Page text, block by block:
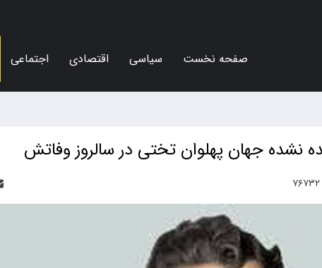
صفحه نخست سیاسی اقتصادی اجتماعی
نشده جهان پهلوان تختی در سالروز وفاتش